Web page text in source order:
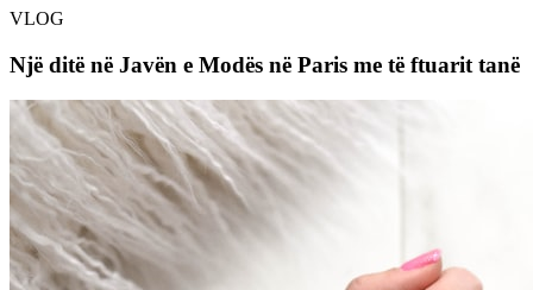
VLOG
Një ditë në Javën e Modës në Paris me të ftuarit tanë